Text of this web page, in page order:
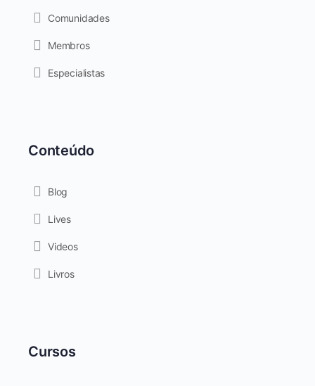
Comunidades
Membros
Especialistas
Conteúdo
Blog
Lives
Videos
Livros
Cursos